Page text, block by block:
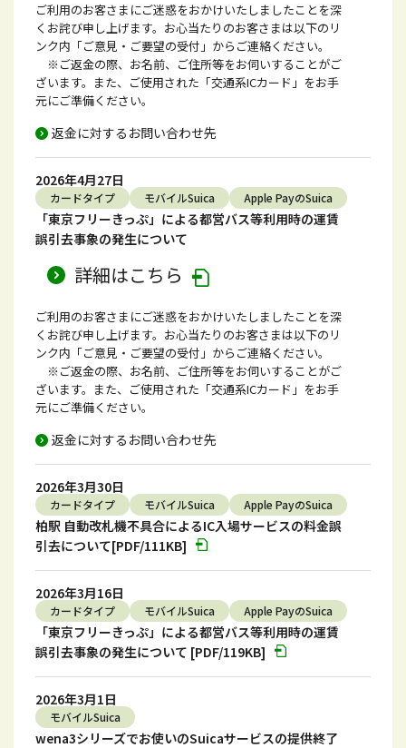
ご利用のお客さまにご迷惑をおかけいたしましたことを深
くお詫び申し上げます。お心当たりのお客さまは以下のリ
ンク内「ご意見・ご要望の受付」からご連絡ください。
※ご返金の際、お名前、ご住所等をお伺いすることがご
ざいます。また、ご使用された「交通系ICカード」をお手
元にご準備ください。
返金に対するお問い合わせ先
2026年4月27日
カードタイプ モバイルSuica Apple PayのSuica
「東京フリーきっぷ」による都営バス等利用時の運賃
誤引去事象の発生について
詳細はこちら
ご利用のお客さまにご迷惑をおかけいたしましたことを深
くお詫び申し上げます。お心当たりのお客さまは以下のリ
ンク内「ご意見・ご要望の受付」からご連絡ください。
※ご返金の際、お名前、ご住所等をお伺いすることがご
ざいます。また、ご使用された「交通系ICカード」をお手
元にご準備ください。
返金に対するお問い合わせ先
2026年3月30日
カードタイプ モバイルSuica Apple PayのSuica
柏駅 自動改札機不具合によるIC入場サービスの料金誤
引去について[PDF/111KB]
2026年3月16日
カードタイプ モバイルSuica Apple PayのSuica
「東京フリーきっぷ」による都営バス等利用時の運賃
誤引去事象の発生について [PDF/119KB]
2026年3月1日
モバイルSuica
wena3シリーズでお使いのSuicaサービスの提供終了